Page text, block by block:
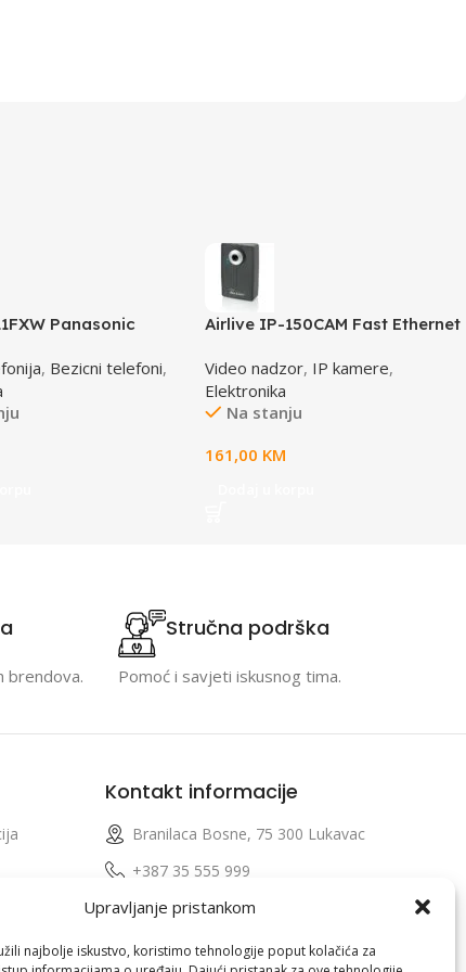
Upravljanje pristankom
najbolje iskustvo, koristimo tehnologije poput kolačića za
Panasonic
, Bezicni telefoni,
Airlive IP-150CAM Fast Ethernet
Video nadzor, IP kamere,
Elektronika
Na stanju
161,00 KM
brendova.
Stručna podrška
Pomoć i savjeti iskusnog tima.
Kontakt informacije
Branilaca Bosne, 75 300 Lukavac
+387 35 555 999
info@pconer.ba
ID: 4210115760008